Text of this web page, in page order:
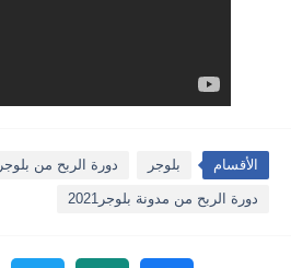
الأقسام بلوجر دورة الربح من بلوجر
دورة الربح من مدونة بلوجر2021